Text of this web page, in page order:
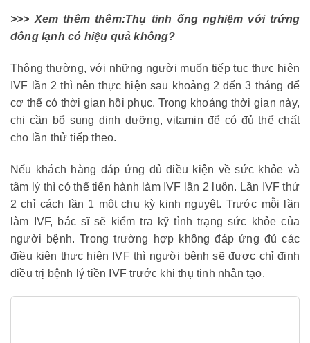
>>> Xem thêm thêm:Thụ tinh ống nghiệm với trứng
đông lạnh có hiệu quả không?
Thông thường, với những người muốn tiếp tục thực hiện
IVF lần 2 thì nên thực hiện sau khoảng 2 đến 3 tháng để
cơ thể có thời gian hồi phục. Trong khoảng thời gian này,
chị cần bổ sung dinh dưỡng, vitamin để có đủ thể chất
cho lần thử tiếp theo.
Nếu khách hàng đáp ứng đủ điều kiện về sức khỏe và
tâm lý thì có thể tiến hành làm IVF lần 2 luôn. Lần IVF thứ
2 chỉ cách lần 1 một chu kỳ kinh nguyệt. Trước mỗi lần
làm IVF, bác sĩ sẽ kiểm tra kỹ tình trạng sức khỏe của
người bệnh. Trong trường hợp không đáp ứng đủ các
điều kiện thực hiện IVF thì người bệnh sẽ được chỉ định
điều trị bệnh lý tiền IVF trước khi thụ tinh nhân tạo.